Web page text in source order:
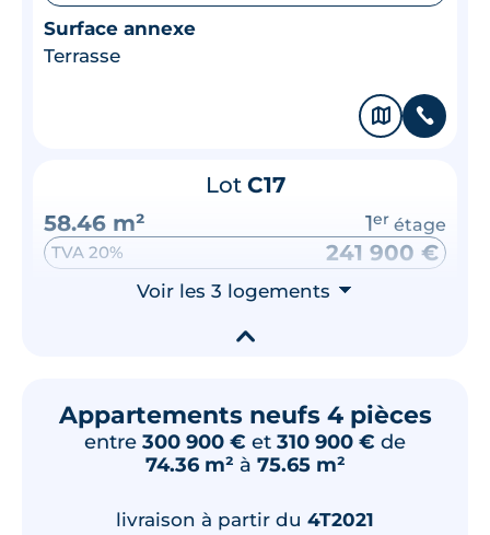
Surface annexe
Terrasse
🗞 📞
Lot C17
58.46 m²
1er étage
TVA 20% 241 900 €
Surface annexeVoir les 3 logements ⮟
▾
Appartements neufs 4 pièces
entre 300 900 € et 310 900 € de
74.36 m² à 75.65 m²
livraison à partir du 4T2021